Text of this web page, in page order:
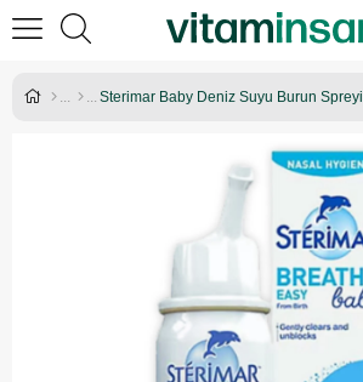
Sterimar Baby Deniz Suyu Burun